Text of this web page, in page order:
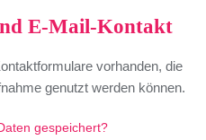
E-Mail-Kontakt
vorhanden, die
genutzt werden können.
gespeichert?